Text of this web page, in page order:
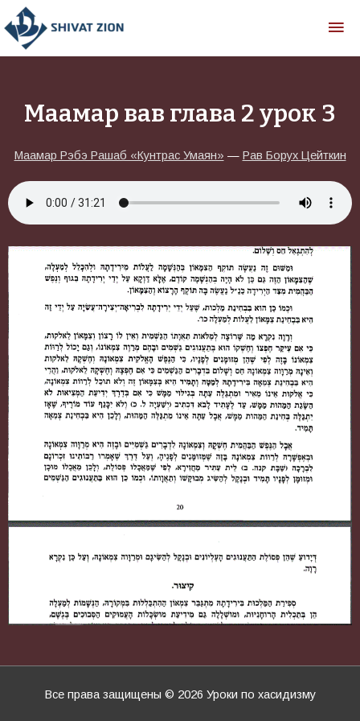
Маамар вав глава 2 урок 3
Маамар Рэбэ Рашаб «Кунтрас Умаян» — Рав Борух Цейткин
Все права защищены © 2026 Уроки по хасидизму